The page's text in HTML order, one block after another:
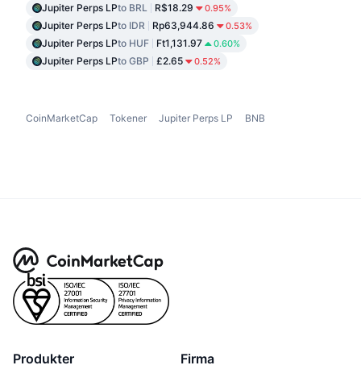
Jupiter Perps LPto BRL R$18.29 0.95%
Jupiter Perps LPto IDR Rp63,944.86 0.53%
Jupiter Perps LPto HUF Ft1,131.97 0.60%
Jupiter Perps LPto GBP £2.65 0.52%
CoinMarketCap Tokener Jupiter Perps LP BNB
Produkter Firma